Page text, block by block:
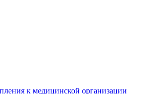
к медицинской организации